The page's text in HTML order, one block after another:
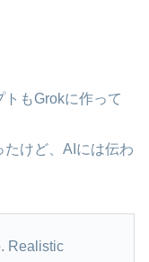
もGrokに作って
けど、AIには伝わ
Realistic